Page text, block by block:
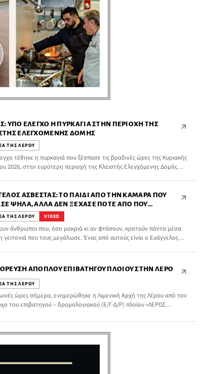
ΥΠΌ ΈΛΕΓΧΟ Η ΠΥΡΚΑΓΙΆ ΣΤΗΝ ΠΕΡΙΟΧΉ ΤΗΣ
ΕΛΕΓΧΌΜΕΝΗΣ ΔΟΜΉΣ
ΤΗΣ ΛΕΡΟΥ
τέθηκε η πυρκαγιά που ξέσπασε τις βραδινές ώρες της Κυριακής
2026, στην ευρύτερη περιοχή της Κλειστής Ελεγχόμενης Δομής
ΑΣΒΕΣΤΆΣ: ΤΟ ΠΑΙΔΊ ΑΠΌ ΤΗΝ ΚΑΜΆΡΑ ΠΟΥ
ΨΗΛΆ, ΑΛΛΆ ΔΕΝ ΞΈΧΑΣΕ ΠΟΤΈ ΑΠΌ ΠΟΎ
ΤΗΣ ΛΕΡΟΥ VIDEO
άνθρωποι που, όσο μακριά κι αν φτάσουν, κρατούν πάντα μέσα
γειτονιά που τους μεγάλωσε. Ένας από αυτούς είναι ο Ευάγγελος
πορεία στον χώρο των κατασκευών στον Πειραιά.
ΑΠΌΠΛΟΥ ΕΠΙΒΑΤΗΓΟΎ ΠΛΟΊΟΥ ΣΤΗΝ ΛΈΡΟ
ΤΗΣ ΛΕΡΟΥ
ώρες σήμερα, ενημερώθηκε η Λιμενική Αρχή της Λέρου από τον
του επιβατηγού – δρομολογιακού (Ε/Γ-Δ/Ρ) πλοίου «ΛΕΡΟΣ
Λέρου, διαπιστώθηκε βλάβη στην αριστερή κύρια μηχανή.